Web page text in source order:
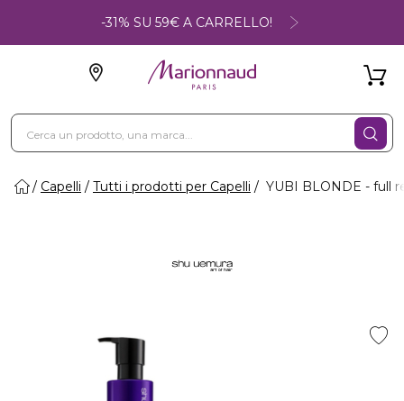
-31% SU 59€ A CARRELLO!
Capelli Tutti i prodotti per Capelli YUBI BLONDE - full